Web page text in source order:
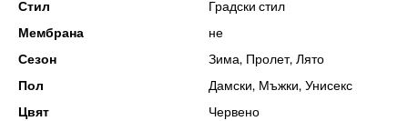
Стил
Градски стил
Мембрана
не
Сезон
Зима, Пролет, Лято
Пол
Дамски, Мъжки, Унисекс
Цвят
Червено